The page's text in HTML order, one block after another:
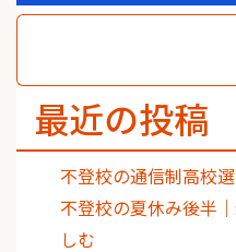
最近の投稿
不登校の通信制高校
不登校の夏休み後半
しむ